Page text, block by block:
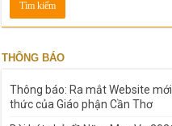
THÔNG BÁO
Thông báo: Ra mắt Website
thức của Giáo phận Cần Thơ